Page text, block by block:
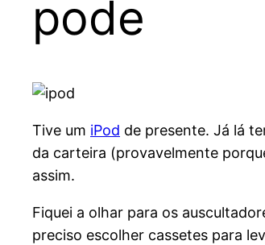
pode
Tive um iPod de presente. Já lá
da carteira (provavelmente
assim.
Fiquei a olhar para os
preciso escolher cassetes para